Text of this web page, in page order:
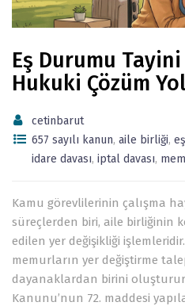
Eş Durumu
Hukuki Çözüm
cetinbarut
657 sayılı kanun, aile birliği,
idare davası, iptal davası,
Kamu görevlilerinin çalışma
süreçlerden biri, aile birliğinin
edilen yer değişikliği
memurların yer değiştirme
dayanaklardan birini oluşturur.
Kanunu’nun 72. maddesi